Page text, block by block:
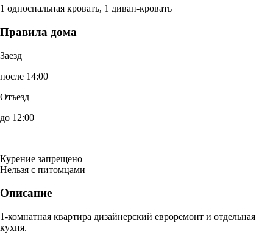
1 односпальная кровать, 1 диван-кровать
Правила дома
Заезд
после 14:00
Отъезд
до 12:00
Курение запрещено
Нельзя с питомцами
Описание
1-комнатная квартира дизайнерский евроремонт и отдельная
кухня.